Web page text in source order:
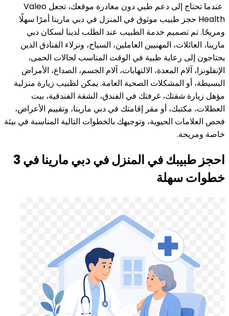
عندما تحتاج إلى دعم طبي دون مغادرة موقعك، تجعل Valeo
Health حجز طبيب موثوق في المنزل في دبي مارينا أمرًا سهلًا
ومريحًا. تم تصميم خدمة الطبيب عند الطلب لدينا لسكان دبي
مارينا، العائلات، المهنيين العاملين، السياح، ونزلاء الفنادق الذين
يحتاجون إلى رعاية طبية في الوقت المناسب لحالات الحمى،
الإنفلونزا، آلام المعدة، الالتهابات، آلام الجسم، الصداع، الأمراض
البسيطة، أو المشكلات الصحية العامة. يمكن لطبيب زيارة منزلية
مؤهل زيارة شقتك، غرفتك في الفندق، الشقة الفندقية، بيت
العطلات، مكتبك، أو مقر إقامتك في دبي مارينا، وتقييم الأعراض،
فحص العلامات الحيوية، وتوجيهك بالخطوات التالية المناسبة في بيئة
خاصة ومريحة.
احجز طبيبك في المنزل في دبي مارينا في 3
خطوات سهلة